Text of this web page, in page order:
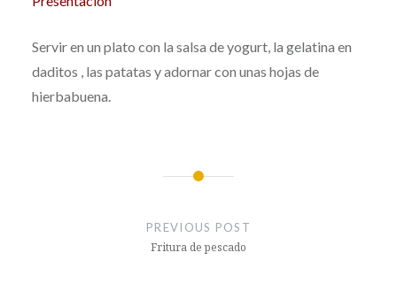
Servir en un plato con la salsa de yogurt, la gelatina en
daditos , las patatas y adornar con unas hojas de
hierbabuena.
PREVIOUS POST
Fritura de pescado